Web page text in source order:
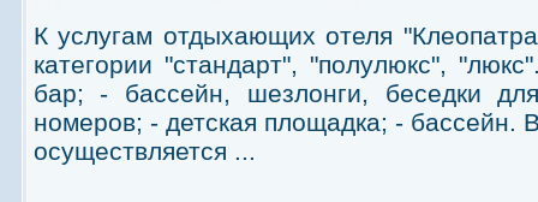
К услугам отдыхающих отеля
категории "стандарт", "полулюкс",
бар; - бассейн, шезлонги, беседки
номеров; - детская площадка; - бассейн.
осуществляется ...